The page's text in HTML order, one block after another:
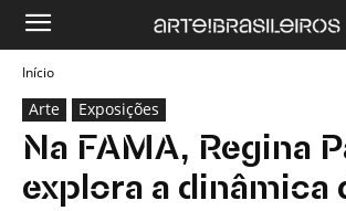
Início
Arte Exposições
Na FAMA, Regina
explora a dinâmica